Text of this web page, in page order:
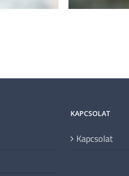
KAPCSOLAT
Kapcsolat